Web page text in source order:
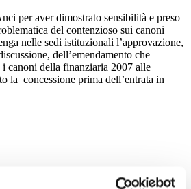
per aver dimostrato sensibilità e preso
del contenzioso sui canoni
nelle sedi istituzionali l’approvazione,
dell’emendamento che
canoni della finanziaria 2007 alle
la concessione prima dell’entrata in